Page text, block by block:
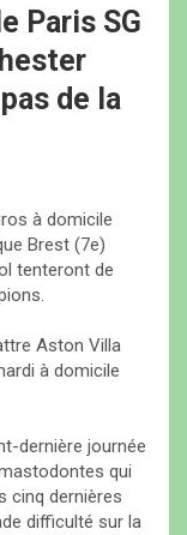
Paris SG
de la
à domicile
Brest (7e)
tenteront de
Aston Villa
à domicile
dernière journée
qui
cinq dernières
difficulté sur la